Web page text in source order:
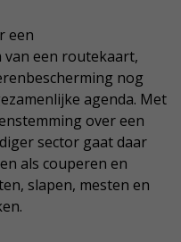
een
een routekaart,
nog
agenda. Met
over een
sector gaat daar
als couperen en
slapen, mesten en